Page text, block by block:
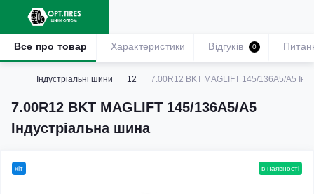
Індустріальні шини 12 7.00R12 BKT MAGLIFT 145/136A5/A5
7.00R12 BKT MAGLIFT 145/136A5/A5
Індустріальна шина
Все про товар Характеристики Відгуків 0
хіт в наявності